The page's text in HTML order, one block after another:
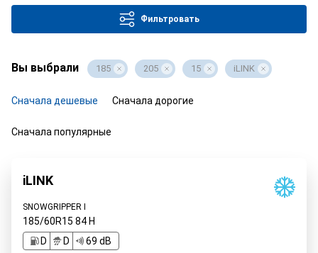
Фильтровать
Вы выбрали 185 205 15 iLINK
Сначала дешевые Сначала дорогие
Сначала популярные
iLINK
SNOWGRIPPER I
185/60R15 84 H
D
D 69 dB